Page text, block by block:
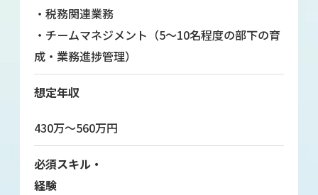
・税務関連業務
・チームマネジメント（5～10名程度の部下の育
成・業務進捗管理）
想定年収
430万～560万円
必須スキル・
経験